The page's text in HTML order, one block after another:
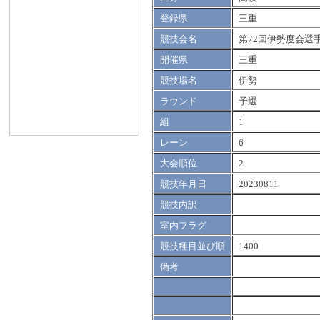
登録県
三重
競技会名
第72回伊勢度会選
開催県
三重
競技場名
伊勢
ラウンド
予選
組
1
レーン
6
大会順位
2
競技年月日
20230811
競技内訳
室内フラグ
競技種目並び順
1400
備考